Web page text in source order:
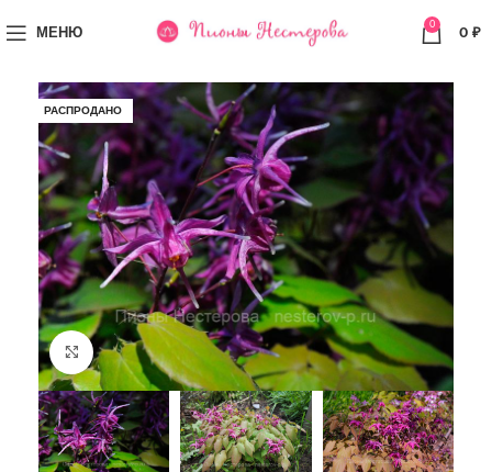
МЕНЮ 0 0 ₽
РАСПРОДАНО
Увеличить